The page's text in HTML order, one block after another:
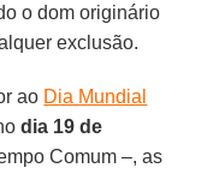
o dom originário
exclusão.
ao Dia Mundial
dia 19 de
Comum –, as